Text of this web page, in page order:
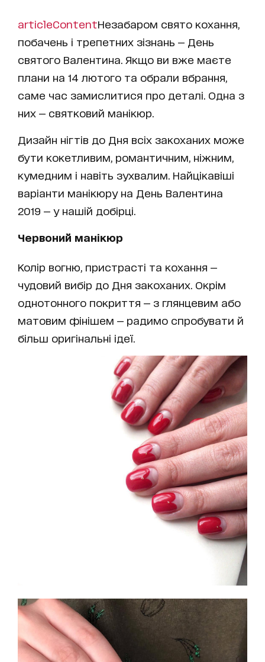
articleContentНезабаром свято кохання,
побачень і трепетних зізнань — День
святого Валентина. Якщо ви вже маєте
плани на 14 лютого та обрали вбрання,
саме час замислитися про деталі. Одна з
них — святковий манікюр.
Дизайн нігтів до Дня всіх закоханих може
бути кокетливим, романтичним, ніжним,
кумедним і навіть зухвалим. Найцікавіші
варіанти манікюру на День Валентина
2019 — у нашій добірці.
Червоний манікюр
Колір вогню, пристрасті та кохання —
чудовий вибір до Дня закоханих. Окрім
однотонного покриття — з глянцевим або
матовим фінішем — радимо спробувати й
більш оригінальні ідеї.